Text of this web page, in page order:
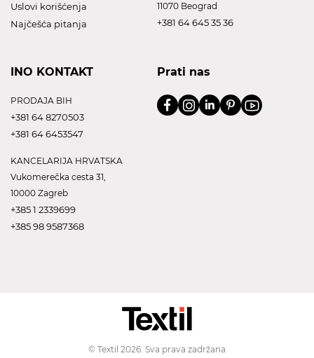
Uslovi korišćenja
Najčešća pitanja
11070 Beograd
+381 64 645 35 36
INO KONTAKT
PRODAJA BIH
+381 64 8270503
+381 64 6453547
KANCELARIJA HRVATSKA
Vukomerečka cesta 31,
10000 Zagreb
+385 1 2339699
+385 98 9587368
Prati nas
© Textil 2026. Sva prava zadržana